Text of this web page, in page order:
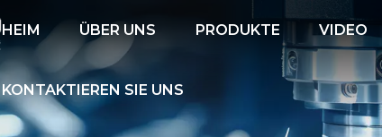
HEIM ÜBER UNS PRODUKTE VIDEO
KONTAKTIEREN SIE UNS